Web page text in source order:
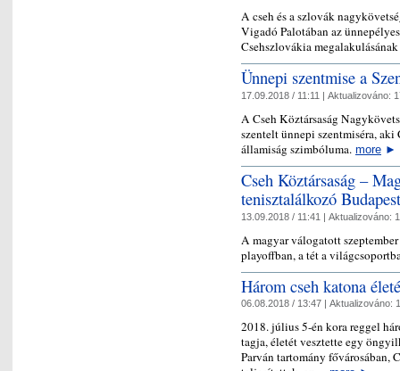
A cseh és a szlovák
Vigadó Palotában az
Csehszlovákia
Ünnepi szentmise a
17.09.2018 / 11:11 | Aktualizováno:
A Cseh Köztársaság
szentelt ünnepi szentmiséra, aki
államiság szimbóluma. more ►
Cseh Köztársaság –
tenisztalálkozó
13.09.2018 / 11:41 | Aktualizováno:
A magyar válogatott
playoffban, a tét a
Három cseh katona
06.08.2018 / 13:47 | Aktualizováno:
2018. július 5-én kora reggel
tagja, életét vesztette egy
Parván tartomány fővárosában,